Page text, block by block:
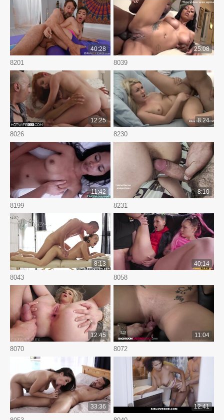
8201
40:28
8039
25:08
8026
12:25
8230
8:24
8199
11:42
8231
8:10
8043
8:13
8058
40:14
8070
12:45
8072
11:04
33:36 12:41